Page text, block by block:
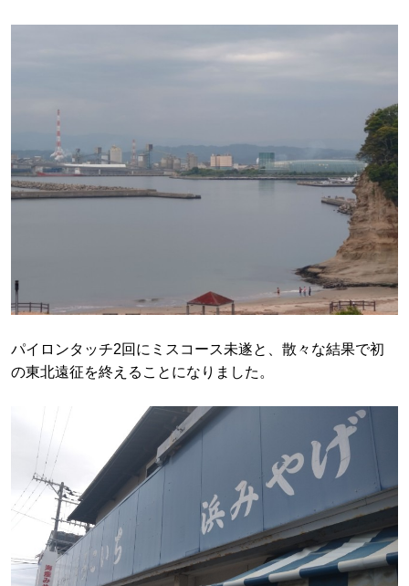
パイロンタッチ2回にミスコース未遂と、散々な結果で初
の東北遠征を終えることになりました。